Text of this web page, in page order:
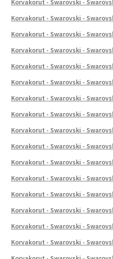
Korvakorut - Swarovski -
Korvakorut - Swarovski -
Korvakorut - Swarovski -
Korvakorut - Swarovski -
Korvakorut - Swarovski -
Korvakorut - Swarovski -
Korvakorut - Swarovski -
Korvakorut - Swarovski -
Korvakorut - Swarovski -
Korvakorut - Swarovski -
Korvakorut - Swarovski -
Korvakorut - Swarovski -
Korvakorut - Swarovski -
Korvakorut - Swarovski -
Korvakorut - Swarovski -
Korvakorut - Swarovski -